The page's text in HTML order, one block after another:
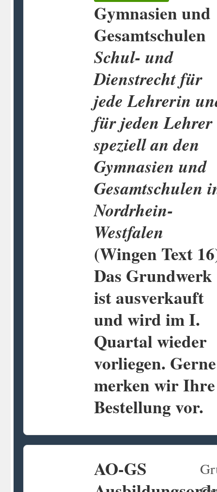
Gymnasien und
Gesamtschulen
Schul- und
Dienstrecht für
jede Lehrerin
für jeden Lehrer
speziell an den
Gymnasien und
Gesamtschulen
Nordrhein-
Westfalen
(Wingen Text
Das Grundwerk
ist ausverkauft
und wird im I.
Quartal wieder
vorliegen. Gerne
merken wir Ihre
Bestellung vor.
AO-GS